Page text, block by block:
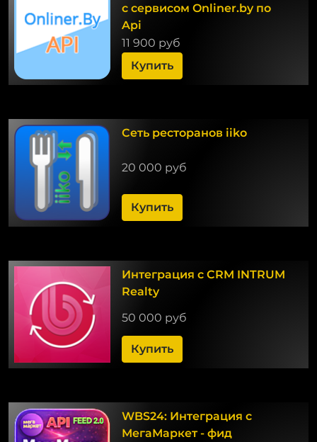
с сервисом Onliner.by по
Api
11 900 руб
Купить
Сеть ресторанов iiko
20 000 руб
Купить
Интеграция с CRM INTRUM
Realty
50 000 руб
Купить
WBS24: Интеграция с
МегаМаркет - фид